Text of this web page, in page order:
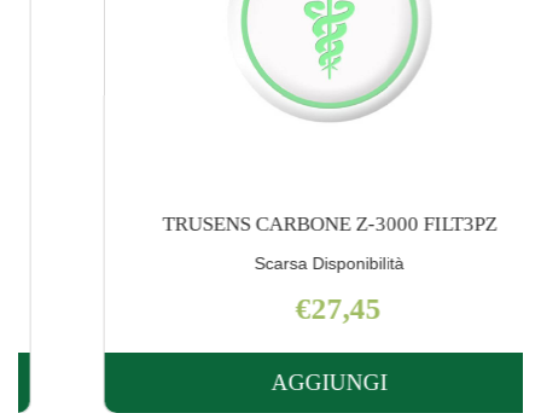
TRUSENS CARBONE Z-3000 FILT3PZ
Scarsa Disponibilità
€27,45
AGGIUNGI
AGGIUNGI TRUSENS